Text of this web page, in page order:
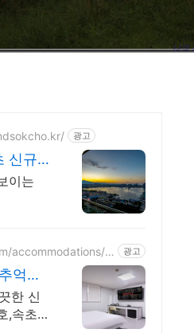
광고
신규
이는
accommodations/d
광고
억모
한 신
,속초해